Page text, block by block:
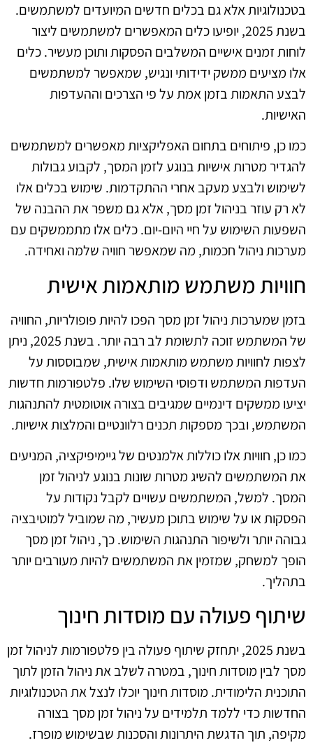
בטכנולוגיות אלא גם בכלים חדשים המיועדים למשתמשים.
בשנת 2025, יופיעו כלים המאפשרים למשתמשים ליצור
לוחות זמנים אישיים המשלבים הפסקות ותוכן מעשיר. כלים
אלו מציעים ממשק ידידותי ונגיש, שמאפשר למשתמשים
לבצע התאמות בזמן אמת על פי הצרכים וההעדפות
האישיות.
כמו כן, פיתוחים בתחום האפליקציות מאפשרים למשתמשים
להגדיר מטרות אישיות בנוגע לזמן המסך, לקבוע גבולות
לשימוש ולבצע מעקב אחרי ההתקדמות. שימוש בכלים אלו
לא רק עוזר בניהול זמן מסך, אלא גם משפר את ההבנה של
השפעות השימוש על חיי היום-יום. כלים אלו מתממשקים עם
מערכות ניהול חכמות, מה שמאפשר חוויה שלמה ואחידה.
חוויות משתמש מותאמות אישית
בזמן שמערכות ניהול זמן מסך הפכו להיות פופולריות, החוויה
של המשתמש זוכה לתשומת לב רבה יותר. בשנת 2025, ניתן
לצפות לחוויות משתמש מותאמות אישית, שמבוססות על
העדפות המשתמש ודפוסי השימוש שלו. פלטפורמות חדשות
יציעו ממשקים דינמיים שמגיבים בצורה אוטומטית להתנהגות
המשתמש, ובכך מספקות תכנים רלוונטיים והמלצות אישיות.
כמו כן, חוויות אלו כוללות אלמנטים של גיימיפיקציה, המניעים
את המשתמשים להשיג מטרות שונות בנוגע לניהול זמן
המסך. למשל, המשתמשים עשויים לקבל נקודות על
הפסקות או על שימוש בתוכן מעשיר, מה שמוביל למוטיבציה
גבוהה יותר ולשיפור התנהגות השימוש. כך, ניהול זמן מסך
הופך למשחק, שמזמין את המשתמשים להיות מעורבים יותר
בתהליך.
שיתוף פעולה עם מוסדות חינוך
בשנת 2025, יתחזק שיתוף פעולה בין פלטפורמות לניהול זמן
מסך לבין מוסדות חינוך, במטרה לשלב את ניהול הזמן לתוך
התוכנית הלימודית. מוסדות חינוך יוכלו לנצל את הטכנולוגיות
החדשות כדי ללמד תלמידים על ניהול זמן מסך בצורה
מקיפה, תוך הדגשת היתרונות והסכנות שבשימוש מופרז.